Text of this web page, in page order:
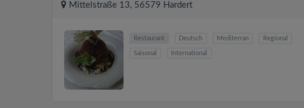
Mittelstraße 13, 56579 Hardert
Restaurant Deutsch Mediterran Regional
Saisonal International